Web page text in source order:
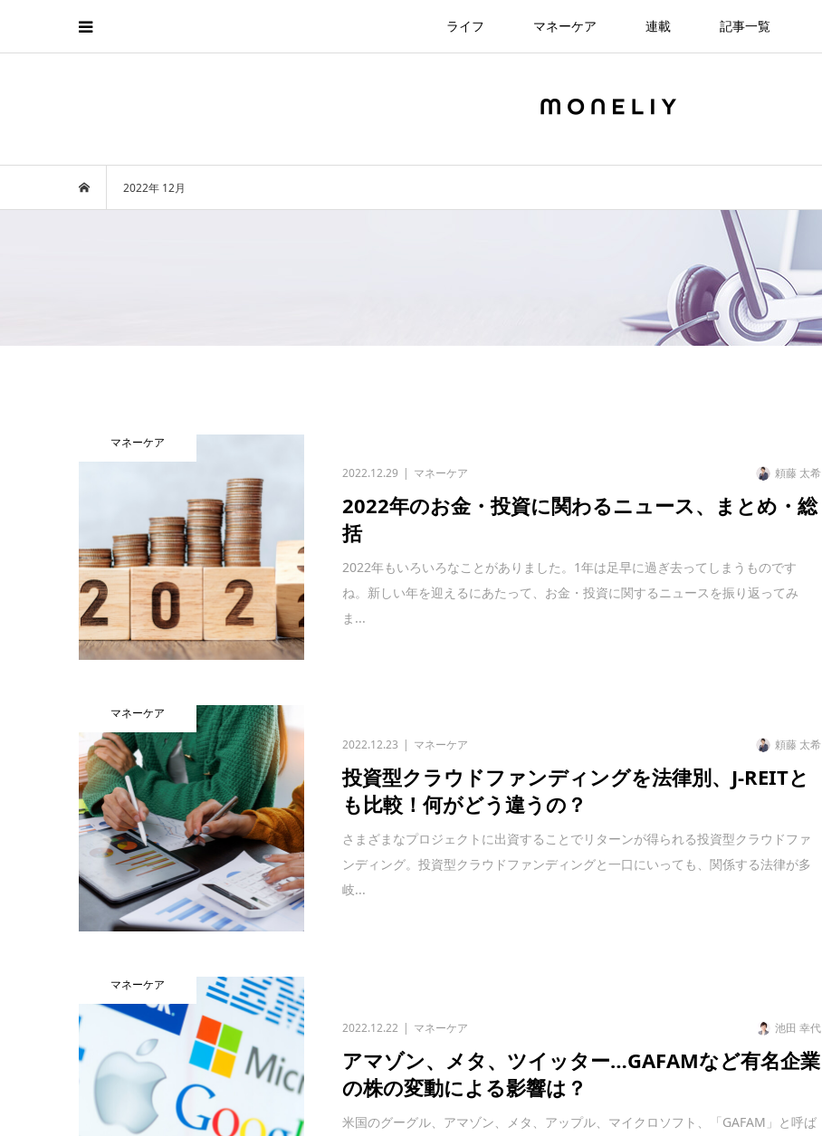
ライフ マネーケア 連載 記事一覧
2022年 12月
マネーケア
2022.12.29 マネーケア 頼藤 太希
2022年のお金・投資に関わるニュース、まとめ・総
括
2022年もいろいろなことがありました。1年は足早に過ぎ去ってしまうものです
ね。新しい年を迎えるにあたって、お金・投資に関するニュースを振り返ってみ
ま...
マネーケア
2022.12.23 マネーケア 頼藤 太希
投資型クラウドファンディングを法律別、J-REITと
も比較！何がどう違うの？
さまざまなプロジェクトに出資することでリターンが得られる投資型クラウドファ
ンディング。投資型クラウドファンディングと一口にいっても、関係する法律が多
岐...
マネーケア
2022.12.22 マネーケア 池田 幸代
アマゾン、メタ、ツイッター…GAFAMなど有名企業
の株の変動による影響は？
米国のグーグル、アマゾン、メタ、アップル、マイクロソフト、「GAFAM」と呼ば